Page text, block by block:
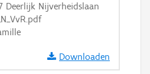
Deerlijk Nijverheidslaan
Downloaden